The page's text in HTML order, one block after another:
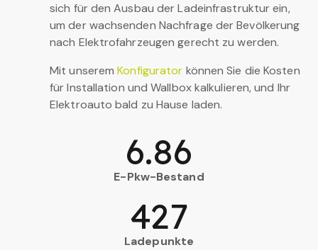
sich für den Ausbau der Ladeinfrastruktur ein,
um der wachsenden Nachfrage der Bevölkerung
nach Elektrofahrzeugen gerecht zu werden.
Mit unseremKonfigurator können Sie die Kosten
für Installation und Wallbox kalkulieren, und Ihr
Elektroauto bald zu Hause laden.
E-Pkw-Bestand
6.86
Ladepunkte
427